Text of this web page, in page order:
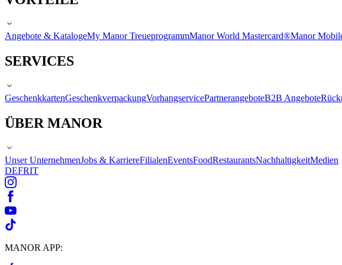
Angebote & KatalogeMy Manor TreueprogrammManor World Mastercard®Manor
SERVICES
GeschenkkartenGeschenkverpackungVorhangservicePartnerangeboteB2B Angebote
ÜBER MANOR
Unser UnternehmenJobs & KarriereFilialenEventsFoodRestaurantsNachhaltigkeitMedien
DEFRIT
MANOR APP: